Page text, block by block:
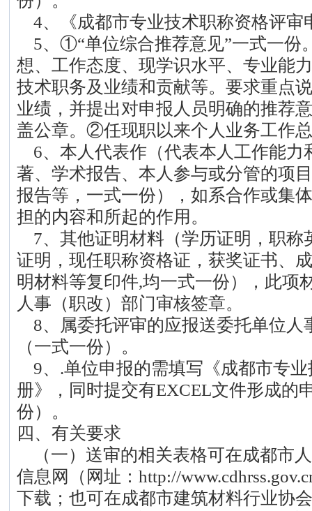
4、《成都市专业技术职称资格评审
5、①“单位综合推荐意见”一式一份
想、工作态度、现学识水平、专业能
技术职务及业绩和贡献等。要求重点
业绩，并提出对申报人员明确的推荐
盖公章。②任现职以来个人业务工作
6、本人代表作（代表本人工作能力
著、学术报告、本人参与或分管的项
报告等，一式一份），如系合作或集
担的内容和所起的作用。
7、其他证明材料（学历证明，职称
证明，现任职称资格证，获奖证书、
明材料等复印件,均一式一份），此项
人事（职改）部门审核签章。
8、属委托评审的应报送委托单位人
（一式一份）。
9、.单位申报的需填写《成都市专
册》，同时提交有EXCEL文件形成的
份）。
四、有关要求
（一）送审的相关表格可在成都市
信息网（网址：http://
下载；也可在成都市建筑材料行业协